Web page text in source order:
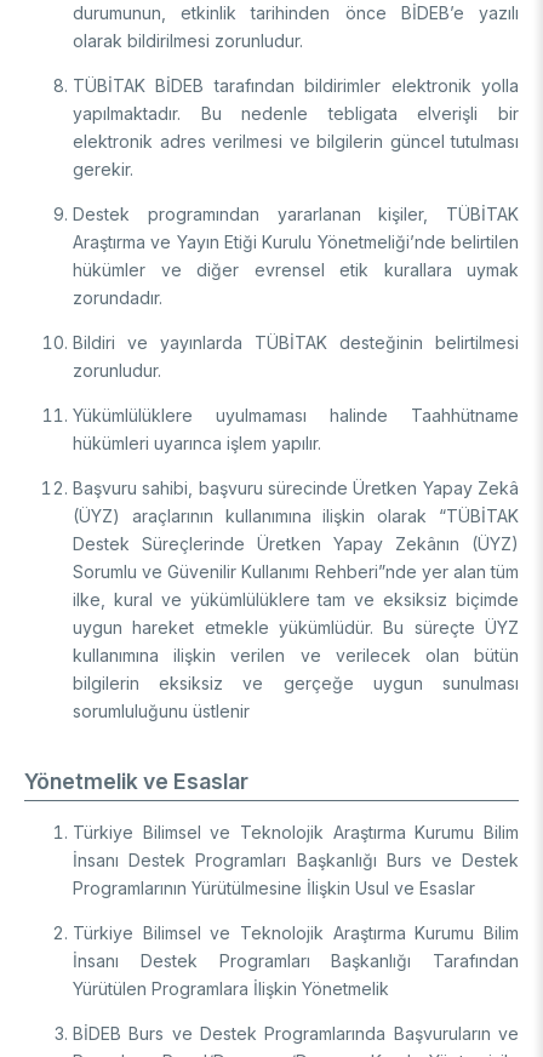
durumunun, etkinlik tarihinden önce BİDEB’e yazılı
olarak bildirilmesi zorunludur.
TÜBİTAK BİDEB tarafından bildirimler elektronik yolla
yapılmaktadır. Bu nedenle tebligata elverişli bir
elektronik adres verilmesi ve bilgilerin güncel tutulması
gerekir.
Destek programından yararlanan kişiler, TÜBİTAK
Araştırma ve Yayın Etiği Kurulu Yönetmeliği’nde belirtilen
hükümler ve diğer evrensel etik kurallara uymak
zorundadır.
Bildiri ve yayınlarda TÜBİTAK desteğinin belirtilmesi
zorunludur.
Yükümlülüklere uyulmaması halinde Taahhütname
hükümleri uyarınca işlem yapılır.
Başvuru sahibi, başvuru sürecinde Üretken Yapay Zekâ
(ÜYZ) araçlarının kullanımına ilişkin olarak “TÜBİTAK
Destek Süreçlerinde Üretken Yapay Zekânın (ÜYZ)
Sorumlu ve Güvenilir Kullanımı Rehberi”nde yer alan tüm
ilke, kural ve yükümlülüklere tam ve eksiksiz biçimde
uygun hareket etmekle yükümlüdür. Bu süreçte ÜYZ
kullanımına ilişkin verilen ve verilecek olan bütün
bilgilerin eksiksiz ve gerçeğe uygun sunulması
sorumluluğunu üstlenir
Yönetmelik ve Esaslar
Türkiye Bilimsel ve Teknolojik Araştırma Kurumu Bilim
İnsanı Destek Programları Başkanlığı Burs ve Destek
Programlarının Yürütülmesine İlişkin Usul ve Esaslar
Türkiye Bilimsel ve Teknolojik Araştırma Kurumu Bilim
İnsanı Destek Programları Başkanlığı Tarafından
Yürütülen Programlara İlişkin Yönetmelik
BİDEB Burs ve Destek Programlarında Başvuruların ve